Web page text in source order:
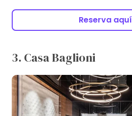
Reserva aquí
3. Casa Baglioni